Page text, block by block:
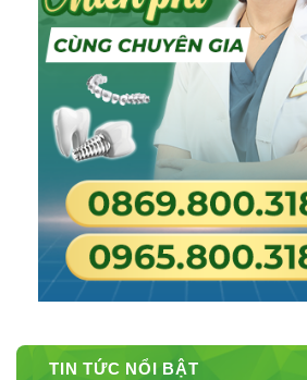
TIN TỨC NỔI BẬT